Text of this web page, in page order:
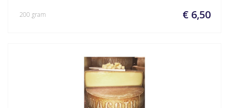
€ 6,50
200 gram